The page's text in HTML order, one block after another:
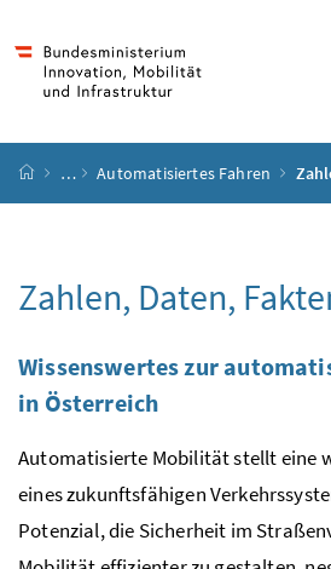
Startseite
… Automatisiertes Fahren
Zahlen, Daten,
Wissenswertes zur
in Österreich
Automatisierte Mobilität stellt eine
eines zukunftsfähigen
Potenzial, die Sicherheit im